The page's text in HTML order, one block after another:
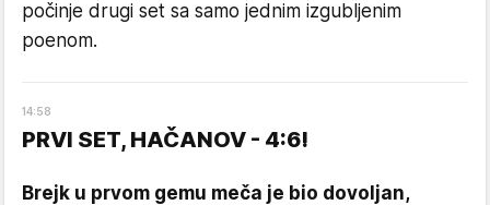
počinje drugi set sa samo jednim izgubljenim
poenom.
14:58
PRVI SET, HAČANOV - 4:6!
Brejk u prvom gemu meča je bio dovoljan,